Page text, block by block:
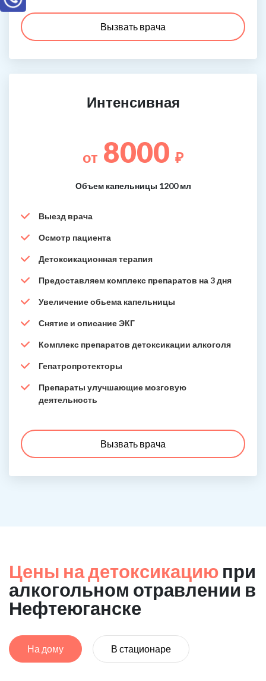
Вызвать врача
Интенсивная
от 8000 ₽
Объем капельницы 1200 мл
Выезд врача
Осмотр пациента
Детоксикационная терапия
Предоставляем комплекс препаратов на 3 дня
Увеличение обьема капельницы
Снятие и описание ЭКГ
Комплекс препаратов детоксикации алкоголя
Гепатропротекторы
Препараты улучшающие мозговую
деятельность
Вызвать врача
Цены на детоксикацию при
алкогольном отравлении в
Нефтеюганске
На дому В стационаре